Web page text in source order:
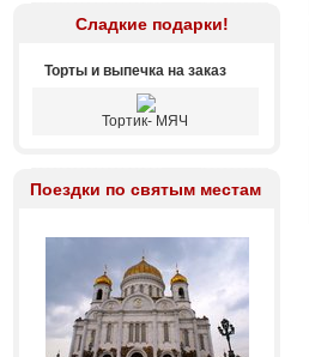
Сладкие подарки!
Торты и выпечка на заказ
Тортик- МЯЧ
Поездки по святым местам